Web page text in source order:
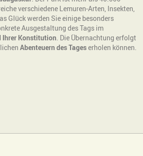
verschiedene Lemuren-Arten, Insekten,
Glück werden Sie einige besonders
Ausgestaltung des Tags im
Ihrer Konstitution. Die Übernachtung erfolgt
Abenteuern des Tageserholen können.